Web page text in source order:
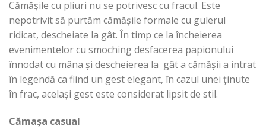
Cămășile cu pliuri nu se potrivesc cu fracul. Este
nepotrivit să purtăm cămășile formale cu gulerul
ridicat, descheiate la gât. În timp ce la încheierea
evenimentelor cu smoching desfacerea papionului
înnodat cu mâna și descheierea la gât a cămășii a intrat
în legendă ca fiind un gest elegant, în cazul unei ținute
în frac, același gest este considerat lipsit de stil.
Cămașa casual